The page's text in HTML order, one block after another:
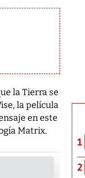
la Tierra se
la película
en este
Matrix.
una
1
2